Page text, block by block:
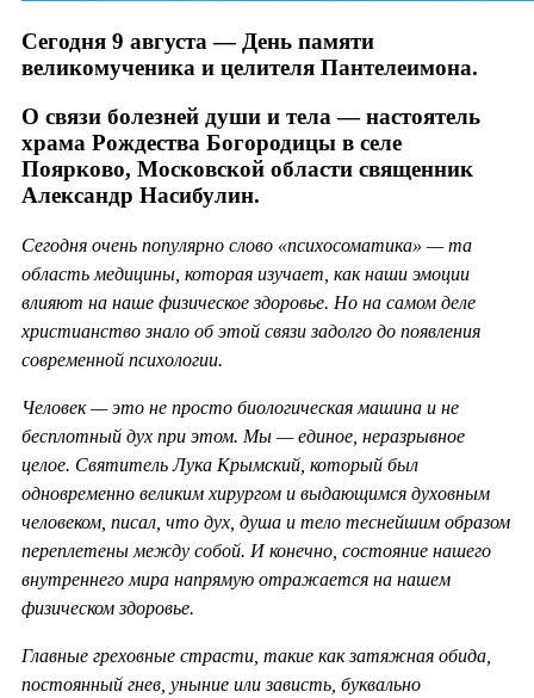
Сегодня 9 августа — День памяти
великомученика и целителя Пантелеимона.
О связи болезней души и тела — настоятель
храма Рождества Богородицы в селе
Поярково, Московской области священник
Александр Насибулин.
Сегодня очень популярно слово «психосоматика» — та
область медицины, которая изучает, как наши эмоции
влияют на наше физическое здоровье. Но на самом деле
христианство знало об этой связи задолго до появления
современной психологии.
Человек — это не просто биологическая машина и не
бесплотный дух при этом. Мы — единое, неразрывное
целое. Святитель Лука Крымский, который был
одновременно великим хирургом и выдающимся духовным
человеком, писал, что дух, душа и тело теснейшим образом
переплетены между собой. И конечно, состояние нашего
внутреннего мира напрямую отражается на нашем
физическом здоровье.
Главные греховные страсти, такие как затяжная обида,
постоянный гнев, уныние или зависть, буквально